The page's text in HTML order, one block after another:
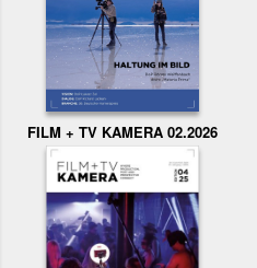
FILM + TV KAMERA 02.2026